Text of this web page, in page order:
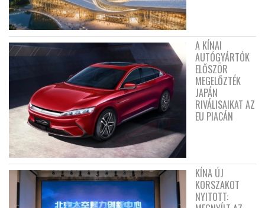
A KÍNAI
AUTÓGYÁRTÓK
ELŐSZÖR
MEGELŐZTÉK
JAPÁN
RIVÁLISAIKAT AZ
EU PIACÁN
KÍNA ÚJ
KORSZAKOT
NYITOTT: